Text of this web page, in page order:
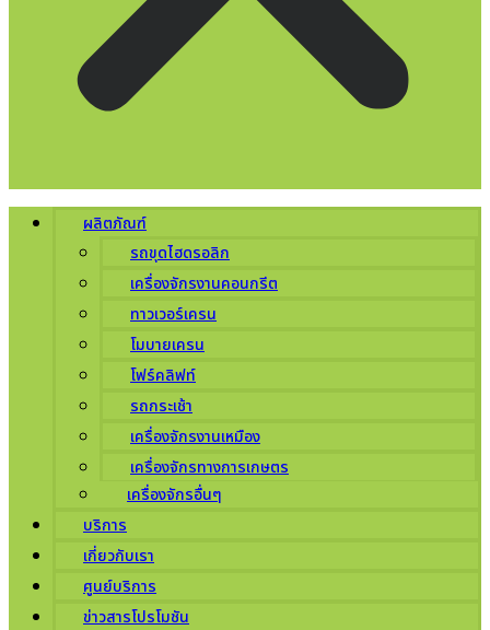
ผลิตภัณฑ์
รถขุดไฮดรอลิก
เครื่องจักรงานคอนกรีต
ทาวเวอร์เครน
โมบายเครน
โฟร์คลิฟท์
รถกระเช้า
เครื่องจักรงานเหมือง
เครื่องจักรทางการเกษตร
เครื่องจักรอื่นๆ
บริการ
เกี่ยวกับเรา
ศูนย์บริการ
ข่าวสารโปรโมชัน